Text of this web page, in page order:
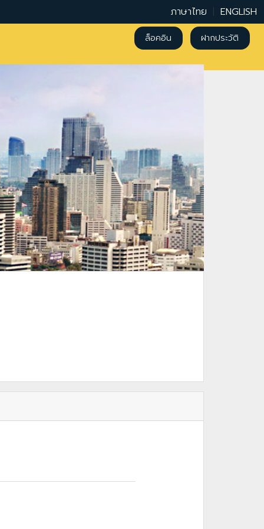
ภาษาไทย ENGLISH
ล็อคอิน ฝากประวัติ